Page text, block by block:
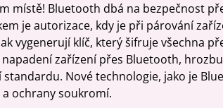
místě! Bluetooth dbá na bezpečnost
je autorizace, kdy je při párování
vygenerují klíč, který šifruje všechna
zařízení přes Bluetooth,
Nové technologie, jako je
ochrany soukromí.